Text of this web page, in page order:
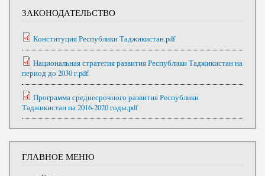
ЗАКОНОДАТЕЛЬСТВО
Конституция Республики Таджикистан.pdf
Национальная стратегия развития Республики Таджикистан на
период до 2030 г.pdf
Программа среднесрочного развития Республики
Таджикистан на 2016-2020 годы.pdf
ГЛАВНОЕ МЕНЮ